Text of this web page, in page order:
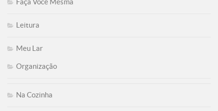
Faça Você Mesma
Leitura
Meu Lar
Organização
Na Cozinha